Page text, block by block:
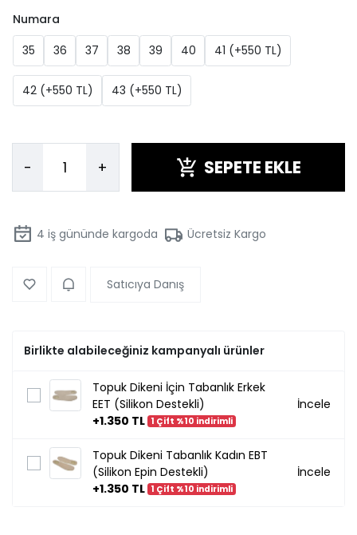
Numara
35
36 37 38 39 40 41 (+550 TL)
42 (+550 TL) 43 (+550 TL)
- + SEPETE EKLE
4 iş gününde kargoda Ücretsiz Kargo
Satıcıya Danış
Birlikte alabileceğiniz kampanyalı ürünler
Topuk Dikeni İçin Tabanlık Erkek
EET (Silikon Destekli)
+1.350 TL 1 Çift %10 indirimli
İncele
Topuk Dikeni Tabanlık Kadın EBT
(Silikon Epin Destekli)
+1.350 TL 1 Çift %10 indirimli
İncele